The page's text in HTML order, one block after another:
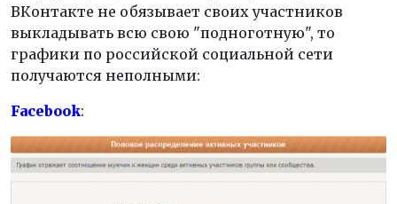
ВКонтакте не обязывает своих участников
выкладывать всю свою "подноготную", то
графики по российской социальной сети
получаются неполными:
Facebook: